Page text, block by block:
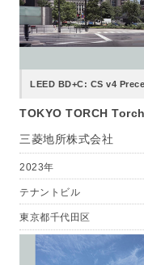
LEED BD+C: CS v4
TOKYO TORCH
三菱地所株式会社
2023年
テナントビル
東京都千代田区